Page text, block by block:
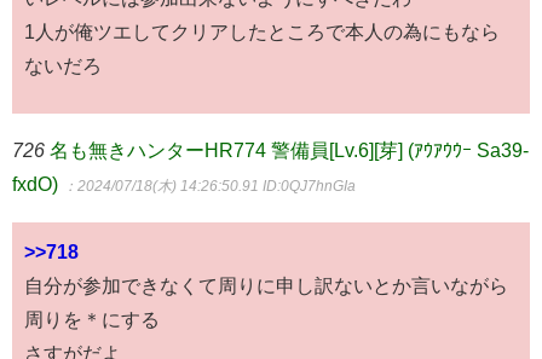
1人が俺ツエしてクリアしたところで本人の為にもなら
ないだろ
726 名も無きハンターHR774 警備員[Lv.6][芽] (ｱｳｱｳｳｰ Sa39-
fxdO)
：2024/07/18(木) 14:26:50.91 ID:0QJ7hnGIa
>>718
自分が参加できなくて周りに申し訳ないとか言いながら
周りを＊にする
さすがだよ